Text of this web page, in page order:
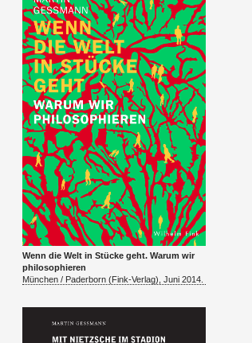
Wenn die Welt in Stücke geht. Warum wir
philoso­phieren
München / Pader­born (Fink-Ver­lag), Juni 2014.